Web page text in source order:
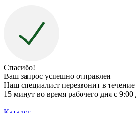
Спасибо!
Ваш запрос успешно отправлен
Наш специалист перезвонит в течение
15 минут во время рабочего дня с 9:00